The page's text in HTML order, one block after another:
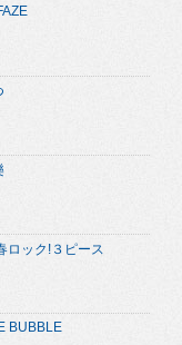
ロック!３ピース
BUBBLE